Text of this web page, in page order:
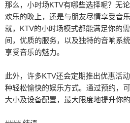
那么，小时场KTV有哪些选择呢？无
欢乐的晚上，还是与朋友尽情享受音
就，KTV的小时场模式都能满足你的
间，优质的服务，以及独特的音响系
享受音乐的魅力。
此外，许多KTV还会定期推出优惠活
种轻松愉快的娱乐方式。通过预约，
大小及设备配置，最大限度地提升你的